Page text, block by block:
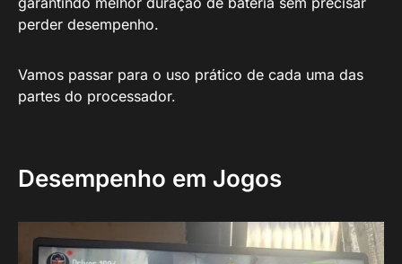
perder desempenho.
Vamos passar para o uso prático de cada uma das
partes do processador.
Desempenho em Jogos